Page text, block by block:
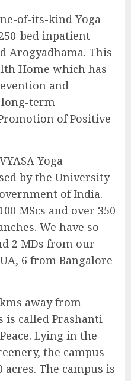
of-its-kind Yoga
bed inpatient
Arogyadhama. This
Home which has
and
long-term
of Positive
Yoga
by the University
of India.
MScs and over 350
We have so
2 MDs from our
6 from Bangalore
away from
is called Prashanti
Lying in the
the campus
The campus is